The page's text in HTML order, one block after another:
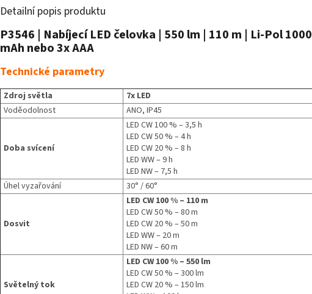
Detailní popis produktu
P3546 | Nabíjecí LED čelovka | 550 lm | 110 m | Li-Pol 1000
mAh nebo 3x AAA
Technické parametry
Zdroj světla
7x LED
Voděodolnost
ANO, IP45
Doba svícení
LED CW 100 % – 3,5 h
LED CW 50 % – 4 h
LED CW 20 % – 8 h
LED WW – 9 h
LED NW – 7,5 h
Úhel vyzařování
30° / 60°
Dosvit
LED CW 100 % – 110 m
LED CW 50 % – 80 m
LED CW 20 % – 50 m
LED WW – 20 m
LED NW – 60 m
Světelný tok
LED CW 100 % – 550 lm
LED CW 50 % – 300 lm
LED CW 20 % – 150 lm